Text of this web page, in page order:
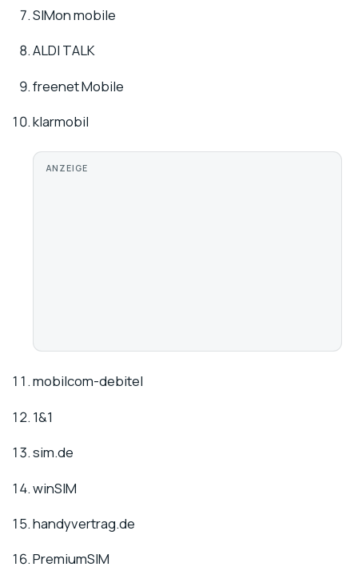
SIMon mobile
ALDI TALK
freenet Mobile
klarmobil
ANZEIGE
mobilcom-debitel
1&1
sim.de
winSIM
handyvertrag.de
PremiumSIM